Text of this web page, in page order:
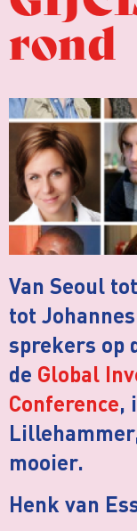
rond
Van Seoul
tot
sprekers op
de Global
Conference,
mooier.
Henk van